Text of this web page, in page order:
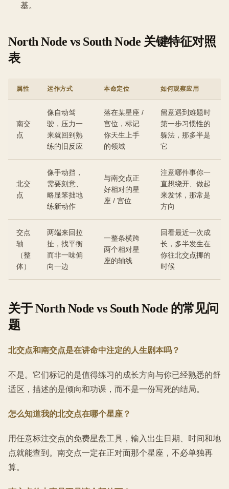
基。
North Node vs South Node 关键特征对照
表
属性 运作方式 本命定位 如何观察应用
南交
点
像自动驾
驶，压力一
来就回到熟
练的旧反应
落在某星座 /
宫位，标记
你天生上手
的领域
留意遇到难题时
第一步习惯性的
躲法，那多半是
它
北交
点
像手动挡，
需要刻意、
略显笨拙地
练新动作
与南交点正
好相对的星
座 / 宫位
注意哪件事你一
直想绕开、做起
来发怵，那常是
方向
交点
轴
（整
体）
两端来回拉
扯，找平衡
而非一味偏
向一边
一整条横跨
两个相对星
座的轴线
回看最近一次成
长，多半发生在
你往北交点挪的
时候
关于 North Node vs South Node 的常见问
题
北交点和南交点是在讲命中注定的人生剧本吗？
不是。它们标记的是值得练习的成长方向与你已经熟悉的舒
适区，描述的是倾向和功课，而不是一份写死的结局。
怎么知道我的北交点在哪个星座？
用任意标注交点的免费星盘工具，输入出生日期、时间和地
点就能查到。南交点一定在正对面那个星座，不必单独再
算。